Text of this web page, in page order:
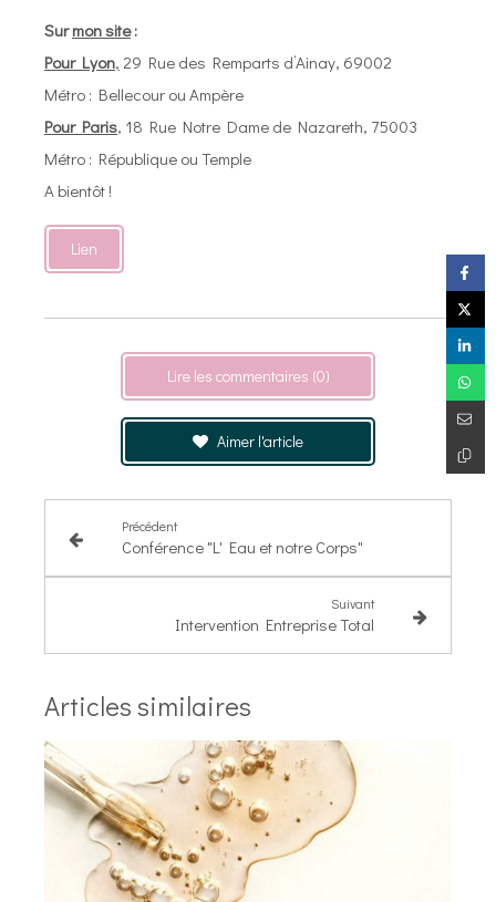
Surmon site:
Pour Lyon, 29 Rue des Remparts d’Ainay, 69002
Métro : Bellecour ou Ampère
Pour Paris, 18 Rue Notre Dame de Nazareth, 75003
Métro : République ou Temple
A bientôt !
Lien
Lire les commentaires (0)
Aimer l'article
Précédent
Conférence "L' Eau et notre Corps"
Suivant
Intervention Entreprise Total
Articles similaires